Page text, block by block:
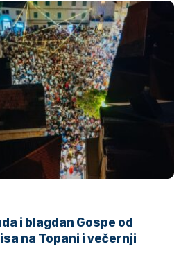
i blagdan Gospe od
na Topani i večernji